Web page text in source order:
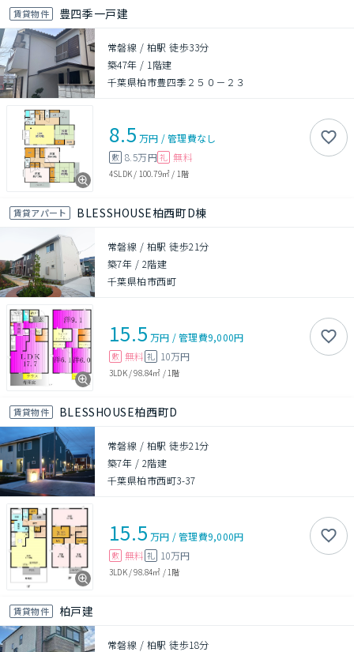
賃貸物件 豊四季一戸建
常磐線 / 柏駅 徒歩33分
築47年 / 1階建
千葉県柏市豊四季２５０－２３
8.5 万円 /管理費なし
敷 8.5万円 礼 無料
4SLDK / 100.79㎡ / 1階
賃貸アパート BLESSHOUSE柏西町D棟
常磐線 / 柏駅 徒歩21分
築7年 / 2階建
千葉県柏市西町
15.5 万円 /管理費9,000円
敷 無料 礼 10万円
3LDK/98.84㎡ / 1階
賃貸物件 BLESSHOUSE柏西町D
常磐線 / 柏駅 徒歩21分
築7年 / 2階建
千葉県柏市西町3-37
15.5 万円 /管理費9,000円
敷 無料 礼 10万円
3LDK/98.84㎡ / 1階
賃貸物件 柏戸建
常磐線 / 柏駅 徒歩18分